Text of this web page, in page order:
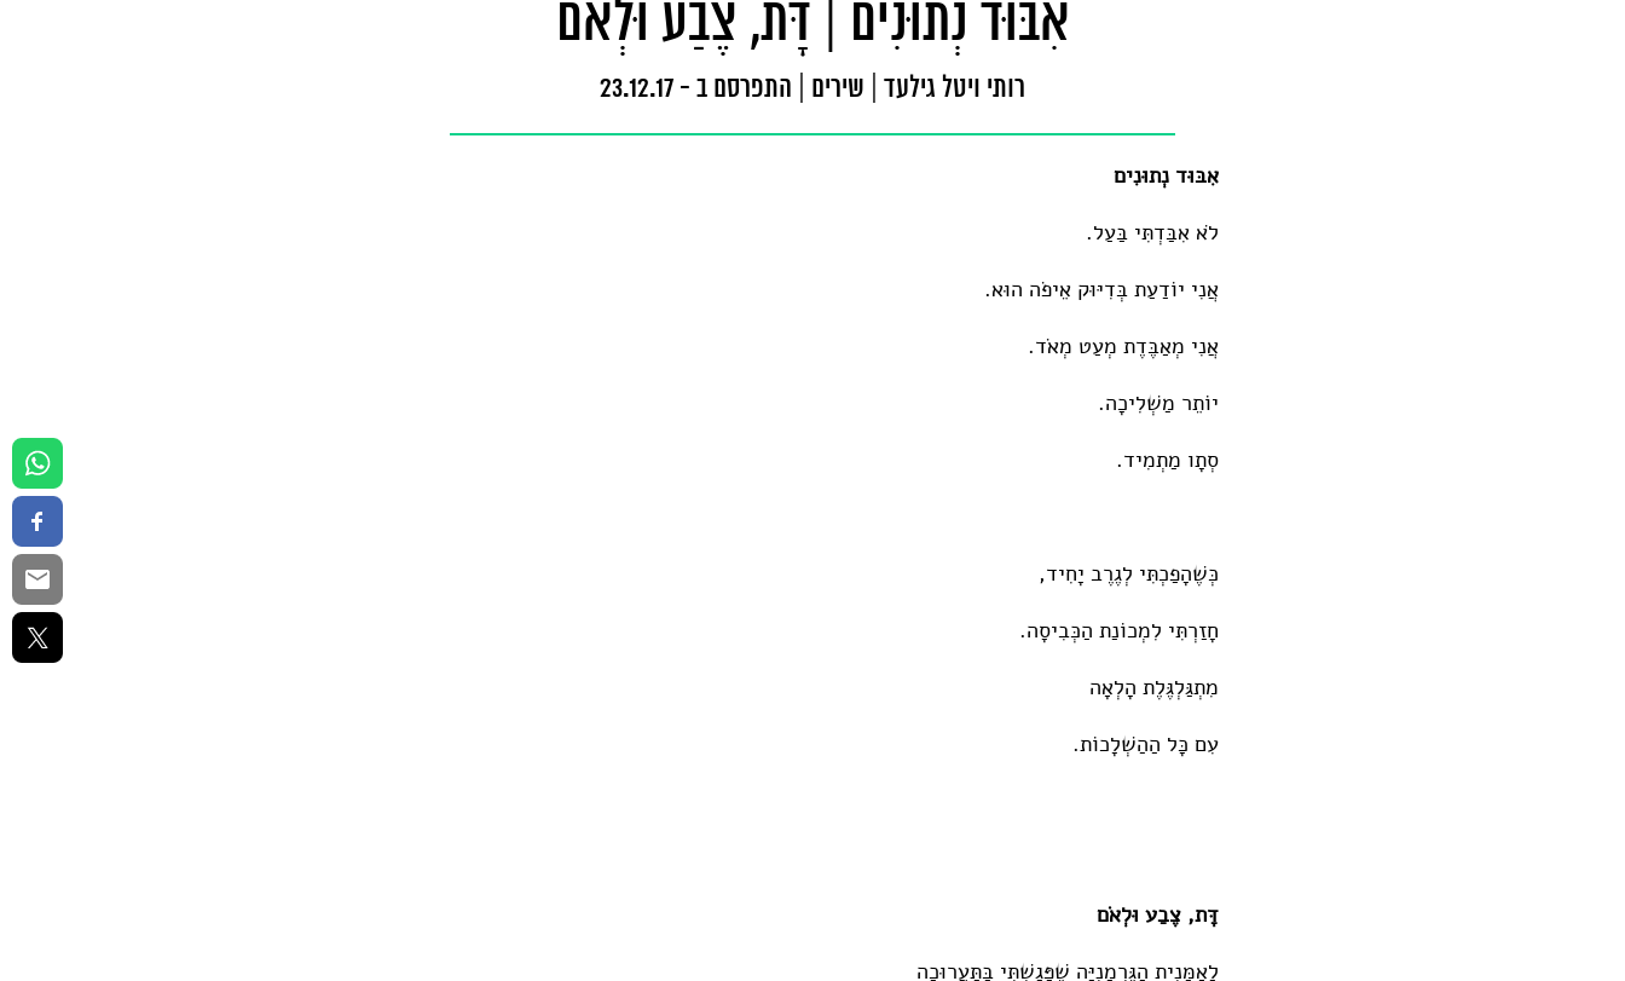
אִבּוּד נְתוּנִים | דָּת, צֶבַע וּלְאֹם
רותי ויטל גילעד שירים התפרסם ב - 23.12.17
אִבּוּד נְתוּנִים
לֹא אִבַּדְתִּי בַּעַל.
אֲנִי יוֹדַעַת בְּדִיּוּק אֵיפֹה הוּא.
אֲנִי מְאַבֶּדֶת מְעַט מְאֹד.
יוֹתֵר מַשְׁלִיכָה.
סְתָו מַתְמִיד.
כְּשֶׁהָפַכְתִּי לְגֶרֶב יָחִיד,
חָזַרְתִּי לִמְכוֹנַת הַכְּבִיסָה.
מִתְגַּלְגֶּלֶת הָלְאָה
עִם כָּל הַהַשְׁלָכוֹת.
דָּת, צֶבַע וּלְאֹם
לָאָמָּנִית הַגֶּרְמָנִיָּה שֶׁפָּגַשְׁתִּי בַּתַּעֲרוּכָה